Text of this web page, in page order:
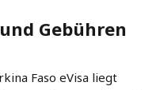
Gebühren
Faso eVisa liegt